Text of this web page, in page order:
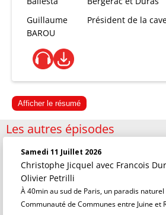
Guillaume
BAROU
Président de la
Afficher le résumé
Les autres épisodes
Samedi 11 Juillet 2026
Christophe Jicquel avec Francois
Olivier Petrilli
À 40min au sud de Paris, un paradis
Communauté de Communes entre Juine et